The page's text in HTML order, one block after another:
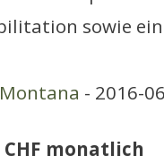
sowie
- 2016-
CHF monatlich